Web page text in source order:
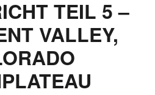
TEIL 5 –
VALLEY,